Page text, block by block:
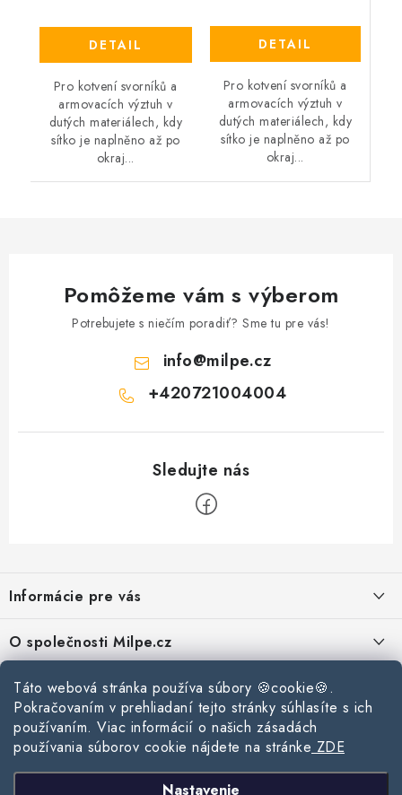
Táto webová stránka používa súbory 🍪cookie🍪.
Pokračovaním v prehliadaní tejto stránky súhlasíte s ich
používaním. Viac informácií o našich zásadách
používania súborov cookie nájdete na stránke ZDE
Nastavenie
DETAIL
Pro kotvení svorníků a
armovacích výztuh v
dutých materiálech, kdy
sítko je naplněno až po
okraj...
DETAIL
Pro kotvení svorníků a
armovacích výztuh v
dutých materiálech, kdy
sítko je naplněno až po
okraj...
Pomôžeme vám s výberom
Potrebujete s niečím poradiť? Sme tu pre vás!
info@milpe.cz
+420721004004
p
ä
t
Informácie pre vás
Zásady používania súborov cookie
Podmínky ochrany osobních údajů
Obchodní podmínky
O společnosti Milpe.cz
O spoločnosti Milpe
Kontakty
Kontaktné informácie
Stavebný blog
Ako vybrať správnu difúznu fóliu pre strechu?
Prijímame online platby